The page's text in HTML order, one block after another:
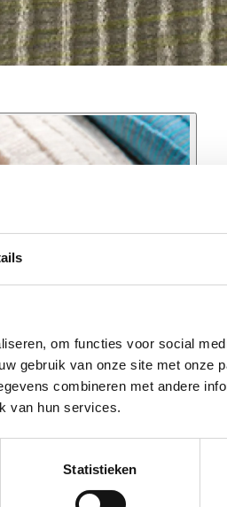
om functies voor social
gebruik van onze site met onze
combineren met andere
van hun services.
Statistieken